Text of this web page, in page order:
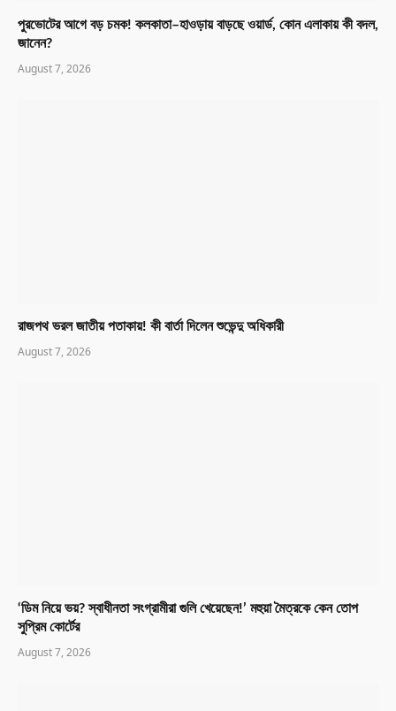
পুরভোটের আগে বড় চমক! কলকাতা–হাওড়ায় বাড়ছে ওয়ার্ড, কোন এলাকায় কী বদল,
জানেন?
August 7, 2026
রাজপথ ভরল জাতীয় পতাকায়! কী বার্তা দিলেন শুভেন্দু অধিকারী
August 7, 2026
‘ডিম নিয়ে ভয়? স্বাধীনতা সংগ্রামীরা গুলি খেয়েছেন!’ মহুয়া মৈত্রকে কেন তোপ
সুপ্রিম কোর্টের
August 7, 2026